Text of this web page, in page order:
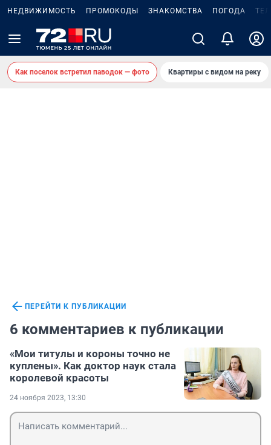
НЕДВИЖИМОСТЬ ПРОМОКОДЫ ЗНАКОМСТВА ПОГОДА
Как поселок встретил паводок — фото Квартиры с видом на реку
ПЕРЕЙТИ К ПУБЛИКАЦИИ
6 комментариев к публикации
«Мои титулы и короны точно не
куплены». Как доктор наук стала
королевой красоты
24 ноября 2023, 13:30